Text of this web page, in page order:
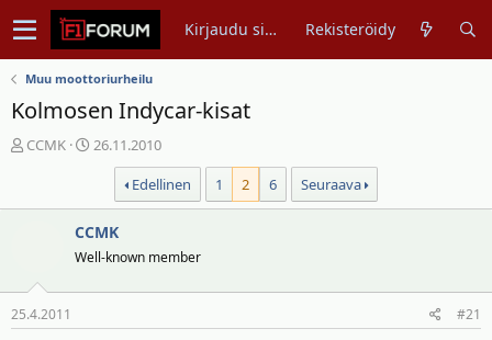
Kirjaudu sisään Rekisteröidy
Muu moottoriurheilu
Kolmosen Indycar-kisat
V
s
e
t
CCMK
A
i
t
u
p
26.11.2010
Edellinen
1 2 6 Seuraava
CCMK
Well-known member
25.4.2011 #21